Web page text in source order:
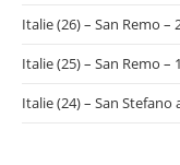
Italie (26) – San Remo –
Italie (25) – San Remo –
Italie (24) – San Stefano